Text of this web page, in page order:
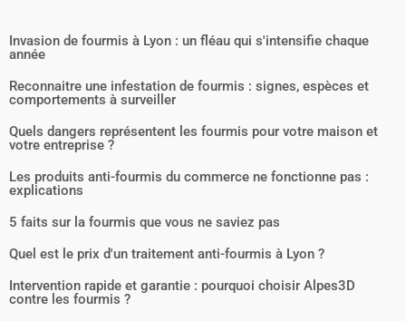
Invasion de fourmis à Lyon : un fléau qui s'intensifie chaque
année
Reconnaitre une infestation de fourmis : signes, espèces et
comportements à surveiller
Quels dangers représentent les fourmis pour votre maison et
votre entreprise ?
Les produits anti-fourmis du commerce ne fonctionne pas :
explications
5 faits sur la fourmis que vous ne saviez pas
Quel est le prix d'un traitement anti-fourmis à Lyon ?
Intervention rapide et garantie : pourquoi choisir Alpes3D
contre les fourmis ?